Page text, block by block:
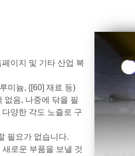
이지 및 기타 산업 복
미늄, {[60] 재료 등)
없음, 나중에 닦을 필
양한 각도 노즐로 구
필요가 없습니다.
로운 부품을 보낼 것